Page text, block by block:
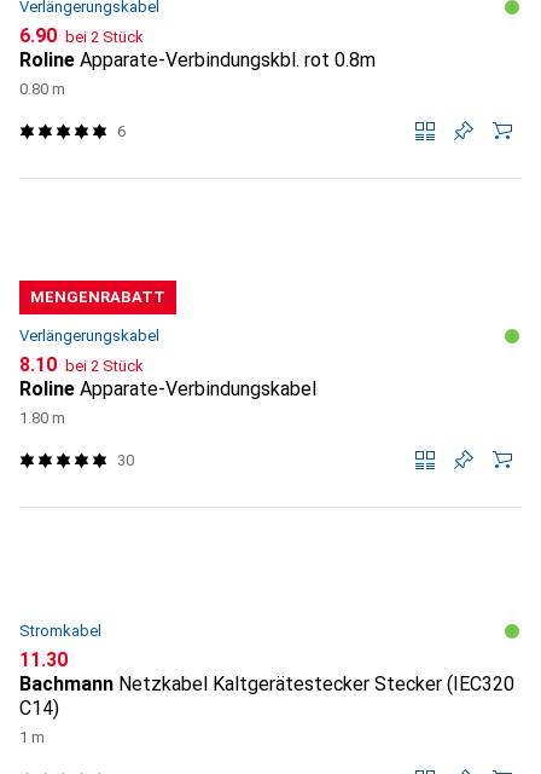
Verlängerungskabel
CHF
6.90 bei 2 Stück
Roline Apparate-Verbindungskbl. rot 0.8m
0.80 m
6
MENGENRABATT
Verlängerungskabel
CHF
8.10 bei 2 Stück
Roline Apparate-Verbindungskabel
1.80 m
30
Stromkabel
CHF
11.30
Bachmann Netzkabel Kaltgerätestecker Stecker (IEC320
C14)
1 m